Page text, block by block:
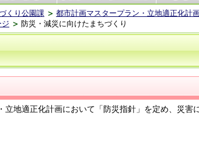
くり公園課
都市計画マスタープラン・立地適正化計
防災・減災に向けたまちづくり
地適正化計画において「防災指針」を定め、災害